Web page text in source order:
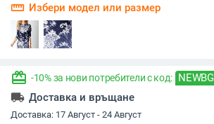
straighten Избери модел или размер
redeem -10% за нови потребители с код: NEWBG
local_shipping Доставка и връщане
Доставка: 17 Август - 24 Август